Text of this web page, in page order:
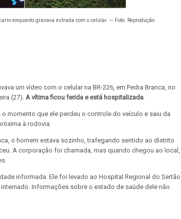
enquanto gravava estrada com o celular. — Foto: Reprodução
um vídeo com o celular na BR-226, em Pedra Branca, no
(27). A vítima ficou ferida e está hospitalizada
momento que ele perdeu o controle do veículo e saiu da
à rodovia.
o homem estava sozinho, trafegando sentido ao distrito
A corporação foi chamada, mas quando chegou ao local,
informada. Ele foi levado ao Hospital Regional do Sertão
Informações sobre o estado de saúde dele não